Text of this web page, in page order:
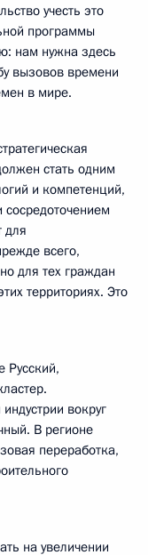
учесть это
программы
нам нужна здесь
вызовов времени
в мире.
стать одним
и компетенций,
сосредоточением
для
всего,
для тех граждан
территориях. Это
Русский,
вокруг
В регионе
переработка,
на увеличении